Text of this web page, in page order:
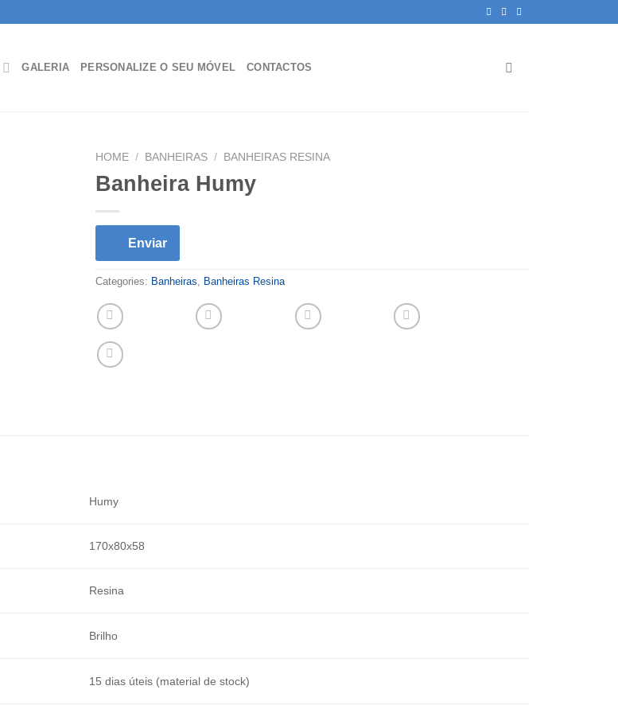
GALERIA PERSONALIZE O SEU MÓVEL CONTACTOS
HOME / BANHEIRAS / BANHEIRAS RESINA
Banheira Humy
Enviar
Categories: Banheiras Banheiras Resina
Humy
170x80x58
Resina
Brilho
15 dias úteis (material de stock)